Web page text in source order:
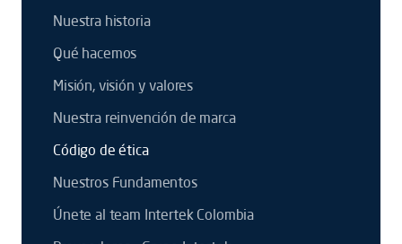
Nuestra historia
Qué hacemos
Misión, visión y valores
Nuestra reinvención de marca
Código de ética
Nuestros Fundamentos
Únete al team Intertek Colombia